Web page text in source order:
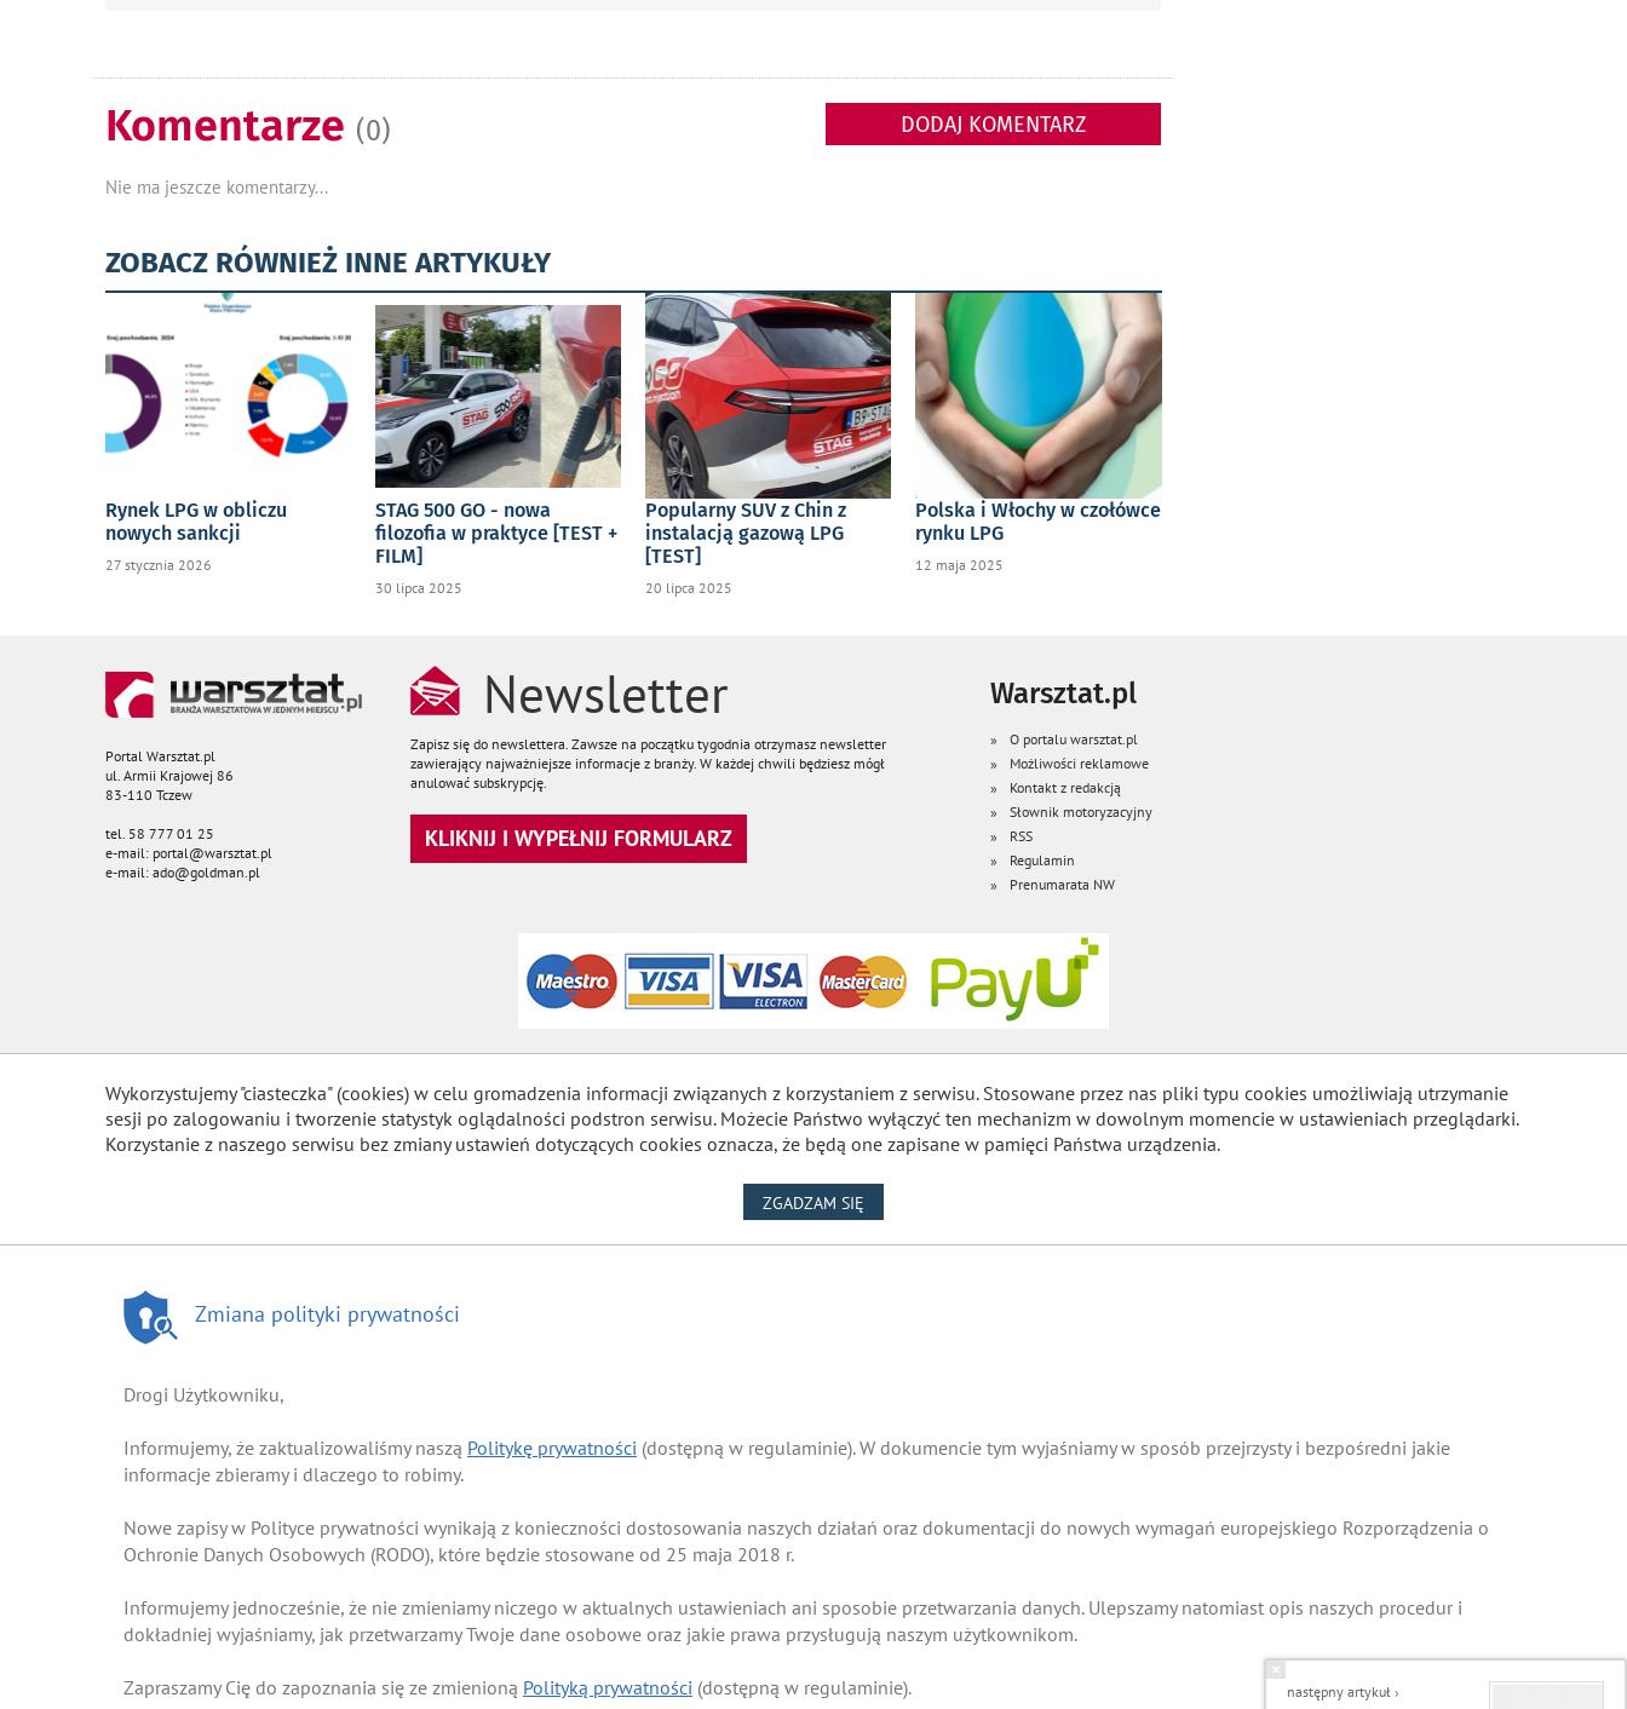
następny artykuł ›
Komentarze (0) DODAJ KOMENTARZ
Nie ma jeszcze komentarzy...
ZOBACZ RÓWNIEŻ INNE ARTYKUŁY
Rynek LPG w obliczu
nowych sankcji
27 stycznia 2026
STAG 500 GO - nowa
filozofia w praktyce [TEST +
FILM]
30 lipca 2025
Popularny SUV z Chin z
instalacją gazową LPG
[TEST]
20 lipca 2025
Polska i Włochy w czołówce
rynku LPG
12 maja 2025
Portal Warsztat.pl
ul. Armii Krajowej 86
83-110 Tczew
tel. 58 777 01 25
e-mail: portal@warsztat.pl
e-mail: ado@goldman.pl
Newsletter
Zapisz się do newslettera. Zawsze na początku tygodnia otrzymasz newsletter
zawierający najważniejsze informacje z branży. W każdej chwili będziesz mógł
anulować subskrypcję.
KLIKNIJ I WYPEŁNIJ FORMULARZ
Warsztat.pl
O portalu warsztat.pl
Możliwości reklamowe
Kontakt z redakcją
Słownik motoryzacyjny
RSS
Regulamin
Prenumarata NW
Wykorzystujemy "ciasteczka" (cookies) w celu gromadzenia informacji związanych z korzystaniem z serwisu. Stosowane przez nas pliki typu cookies umożliwiają utrzymanie
sesji po zalogowaniu i tworzenie statystyk oglądalności podstron serwisu. Możecie Państwo wyłączyć ten mechanizm w dowolnym momencie w ustawieniach przeglądarki.
Korzystanie z naszego serwisu bez zmiany ustawień dotyczących cookies oznacza, że będą one zapisane w pamięci Państwa urządzenia.
ZGADZAM SIĘ
Zmiana polityki prywatności
Drogi Użytkowniku,
Informujemy, że zaktualizowaliśmy naszą Politykę prywatności (dostępną w regulaminie). W dokumencie tym wyjaśniamy w sposób przejrzysty i bezpośredni jakie
informacje zbieramy i dlaczego to robimy.
Nowe zapisy w Polityce prywatności wynikają z konieczności dostosowania naszych działań oraz dokumentacji do nowych wymagań europejskiego Rozporządzenia o
Ochronie Danych Osobowych (RODO), które będzie stosowane od 25 maja 2018 r.
Informujemy jednocześnie, że nie zmieniamy niczego w aktualnych ustawieniach ani sposobie przetwarzania danych. Ulepszamy natomiast opis naszych procedur i
dokładniej wyjaśniamy, jak przetwarzamy Twoje dane osobowe oraz jakie prawa przysługują naszym użytkownikom.
Zapraszamy Cię do zapoznania się ze zmienioną Polityką prywatności (dostępną w regulaminie).